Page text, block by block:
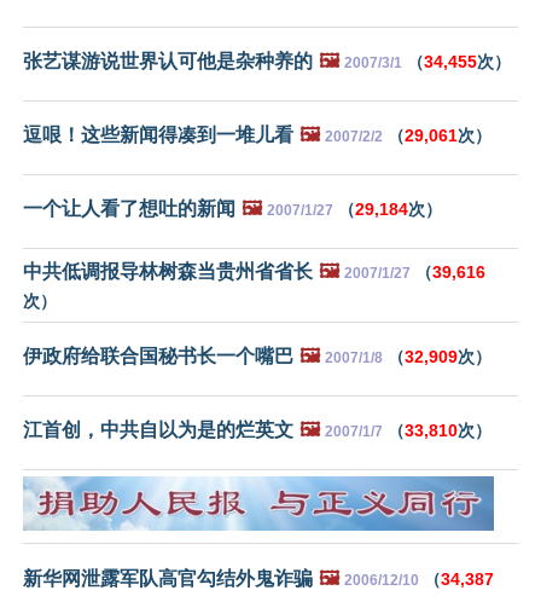
张艺谋游说世界认可他是杂种养的 🖼️ 2007/3/1 （34,455次）
逗哏！这些新闻得凑到一堆儿看 🖼️ 2007/2/2 （29,061次）
一个让人看了想吐的新闻 🖼️ 2007/1/27 （29,184次）
中共低调报导林树森当贵州省省长 🖼️ 2007/1/27 （39,616
次）
伊政府给联合国秘书长一个嘴巴 🖼️ 2007/1/8 （32,909次）
江首创，中共自以为是的烂英文 🖼️ 2007/1/7 （33,810次）
新华网泄露军队高官勾结外鬼诈骗 🖼️ 2006/12/10 （34,387